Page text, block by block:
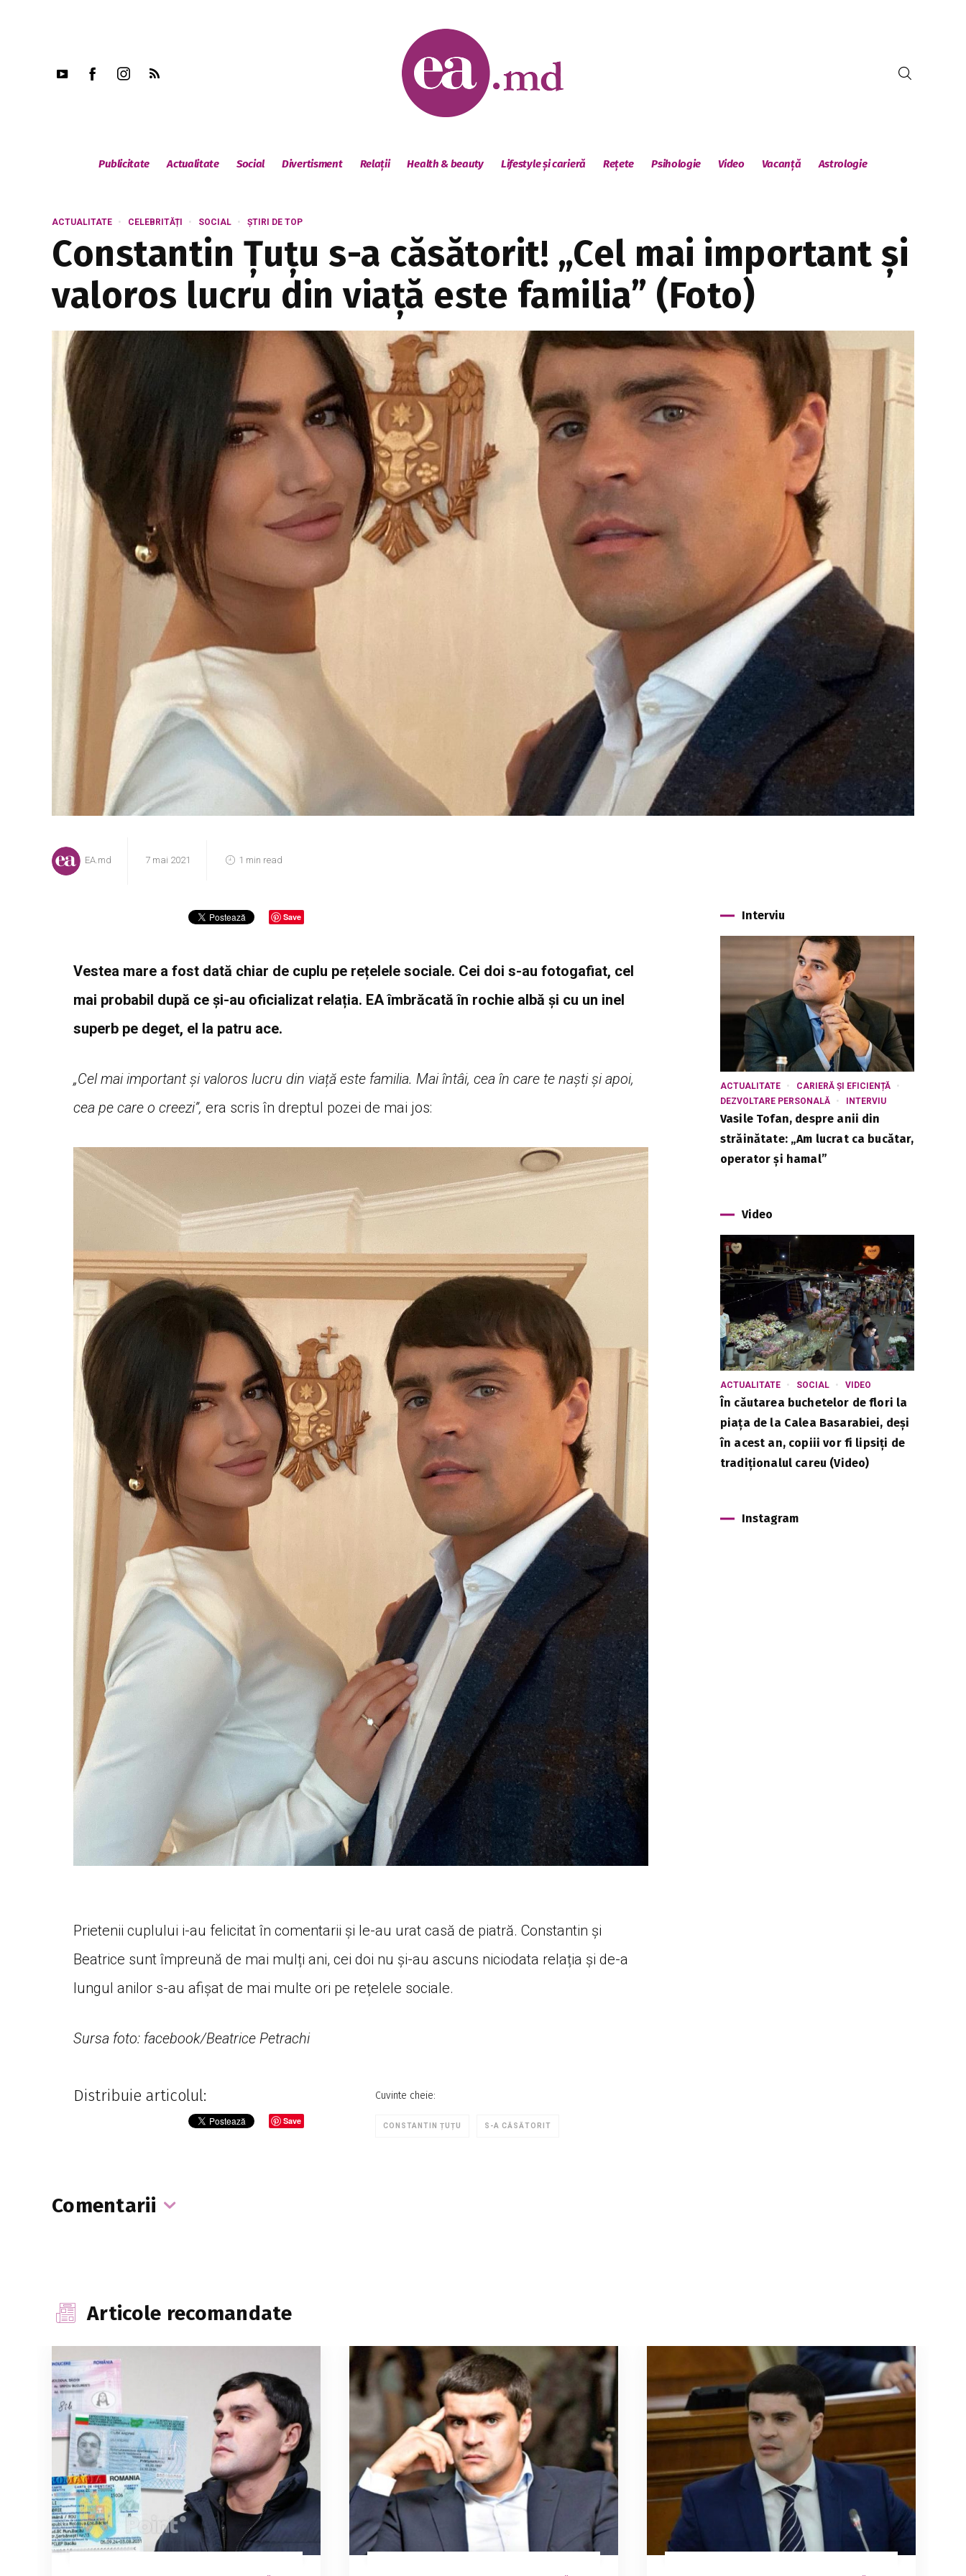
Publicitate Actualitate Social Divertisment Relații Health & beauty Lifestyle și carieră Rețete Psihologie Video Vacanță Astrologie
ACTUALITATE CELEBRITĂȚI SOCIAL ȘTIRI DE TOP
Constantin Țuțu s-a căsătorit! „Cel mai important și
valoros lucru din viață este familia” (Foto)
EA.md 7 mai 2021 1 min read
Save
Vestea mare a fost dată chiar de cuplu pe rețelele sociale. Cei doi s-au fotogafiat, cel
mai probabil după ce și-au oficializat relația. EA îmbrăcată în rochie albă și cu un inel
superb pe deget, el la patru ace.
„Cel mai important și valoros lucru din viață este familia. Mai întâi, cea în care te naști și apoi,
cea pe care o creezi”, era scris în dreptul pozei de mai jos:
Prietenii cuplului i-au felicitat în comentarii și le-au urat casă de piatră. Constantin și
Beatrice sunt împreună de mai mulți ani, cei doi nu și-au ascuns niciodata relația și de-a
lungul anilor s-au afișat de mai multe ori pe rețelele sociale.
Sursa foto: facebook/Beatrice Petrachi
Distribuie articolul:
Save
Cuvinte cheie:
CONSTANTIN ȚUȚU S-A CĂSĂTORIT
Comentarii
Interviu
ACTUALITATE
CARIERĂ ȘI EFICIENȚĂ
DEZVOLTARE PERSONALĂ
INTERVIU
Vasile Tofan, despre anii din
străinătate: „Am lucrat ca bucătar,
operator și hamal”
Video
ACTUALITATE SOCIAL VIDEO
În căutarea buchetelor de flori la
piața de la Calea Basarabiei, deși
în acest an, copiii vor fi lipsiți de
tradiționalul careu (Video)
Instagram
Articole recomandate